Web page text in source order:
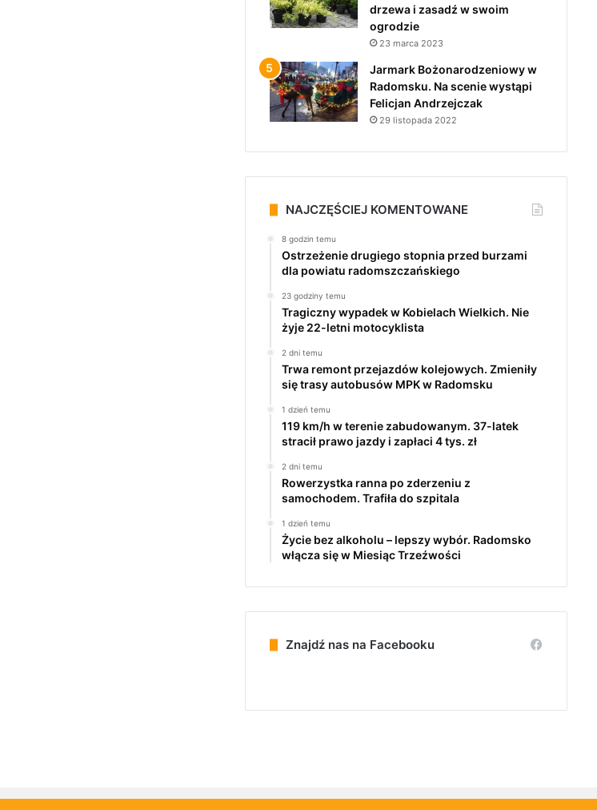
drzewa i zasadź w swoim
ogrodzie
23 marca 2023
Jarmark Bożonarodzeniowy w
Radomsku. Na scenie wystąpi
Felicjan Andrzejczak
29 listopada 2022
NAJCZĘŚCIEJ KOMENTOWANE
8 godzin temu
Ostrzeżenie drugiego stopnia przed burzami
dla powiatu radomszczańskiego
23 godziny temu
Tragiczny wypadek w Kobielach Wielkich. Nie
żyje 22-letni motocyklista
2 dni temu
Trwa remont przejazdów kolejowych. Zmieniły
się trasy autobusów MPK w Radomsku
1 dzień temu
119 km/h w terenie zabudowanym. 37-latek
stracił prawo jazdy i zapłaci 4 tys. zł
2 dni temu
Rowerzystka ranna po zderzeniu z
samochodem. Trafiła do szpitala
1 dzień temu
Życie bez alkoholu – lepszy wybór. Radomsko
włącza się w Miesiąc Trzeźwości
Znajdź nas na Facebooku